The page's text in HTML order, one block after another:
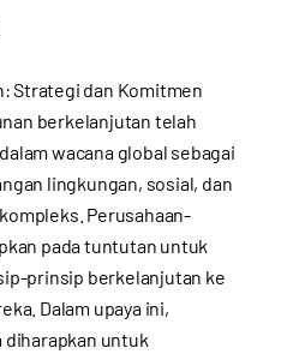
Strategi dan Komitmen
berkelanjutan telah
wacana global sebagai
lingkungan, sosial, dan
Perusahaan-
pada tuntutan untuk
prinsip berkelanjutan ke
Dalam upaya ini,
diharapkan untuk